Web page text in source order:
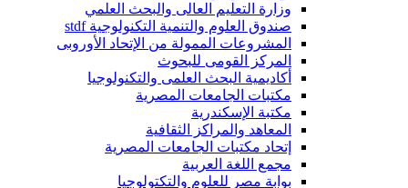
وزارة التعليم العالى والبحث العلمي
صندوق العلوم والتنمية التكنولوجية stdf
المشروعات الممولة من الإتحاد الأوروبى
المركز القومى للبحوث
أكاديمية البحث العلمى والتكنولوجيا
مكتبات الجامعات المصرية
مكتبة الإسكندرية
المعاهد والمراكز الثقافية
إتحاد مكتبات الجامعات المصرية
مجمع اللغة العربية
بوابة مصر للعلوم والتكتولوجيا